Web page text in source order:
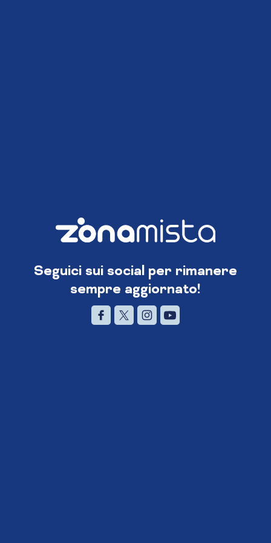
Seguici sui social per rimanere
sempre aggiornato!